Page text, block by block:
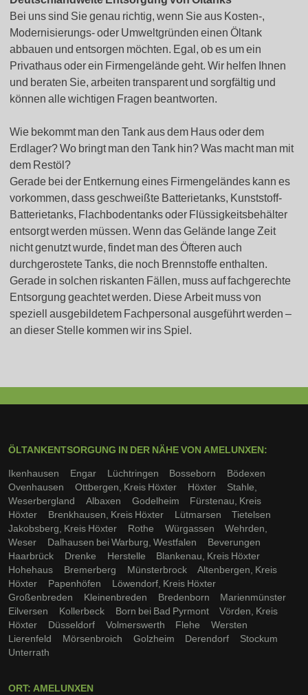
Bei uns sind Sie genau richtig, wenn Sie aus Kosten-,
Modernisierungs- oder Umweltgründen einen Öltank
abbauen und entsorgen möchten. Egal, ob es um ein
Privathaus oder ein Firmengelände geht. Wir helfen Ihnen
und beraten Sie, arbeiten transparent und sorgfältig und
können alle wichtigen Fragen beantworten.
Wie bekommt man den Tank aus dem Haus oder dem
Erdlager? Wo bringt man den Tank hin? Was macht man mit
dem Restöl?
Gerade bei der Entkernung eines Firmengeländes kann es
vorkommen, dass geschweißte Batterietanks, Kunststoff-
Batterietanks, Flachbodentanks oder Flüssigkeitsbehälter
entsorgt werden müssen. Wenn das Gelände lange Zeit
nicht genutzt wurde, findet man des Öfteren auch
durchgerostete Tanks, die noch Brennstoffe enthalten.
Gerade in solchen riskanten Fällen, muss auf fachgerechte
Entsorgung geachtet werden. Diese Arbeit muss von
speziell ausgebildetem Fachpersonal ausgeführt werden –
an dieser Stelle kommen wir ins Spiel.
ÖLTANKENTSORGUNG IN DER NÄHE VON AMELUNXEN:
Ikenhausen
Engar Lüchtringen Bosseborn
Bödexen
Ovenhausen
Ottbergen, Kreis Höxter Höxter
Stahle,
Weserbergland
Albaxen Godelheim
Fürstenau, Kreis
Höxter
Brenkhausen, Kreis Höxter Lütmarsen
Tietelsen
Jakobsberg, Kreis Höxter
Rothe Würgassen
Wehrden,
Weser
Dalhausen bei Warburg, Westfalen
Beverungen
Haarbrück
Drenke Herstelle
Blankenau, Kreis Höxter
Hohehaus
Bremerberg Münsterbrock
Altenbergen, Kreis
Höxter
Papenhöfen
Löwendorf, Kreis Höxter
Großenbreden
Kleinenbreden Bredenborn
Marienmünster
Eilversen
Kollerbeck Born bei Bad Pyrmont
Vörden, Kreis
Höxter
Düsseldorf Volmerswerth Flehe
Wersten
Lierenfeld
Mörsenbroich Golzheim Derendorf
Stockum
Unterrath
ORT: AMELUNXEN